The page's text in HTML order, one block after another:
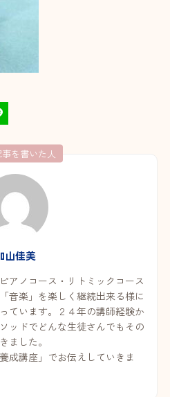
事を書いた人
山佳美
アノコース・リトミックコース
音楽」を楽しく継続出来る様に
ています。２４年の講師経験か
ッドでどんな生徒さんでもその
ました。
成講座」でお伝えしていきま